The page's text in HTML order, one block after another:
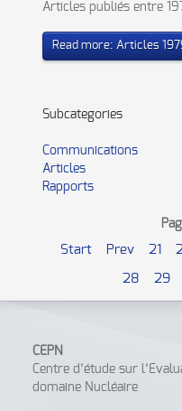
Articles publiés entre
Read more: Articles
Subcategories
Communications
Articles
Rapports
Start Prev 21
28 29
CEPN
Centre d’étude sur
domaine Nucléaire